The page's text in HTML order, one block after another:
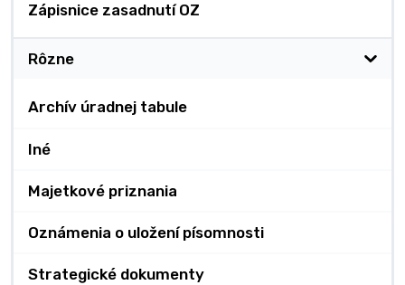
Zápisnice zasadnutí OZ
Rôzne
Archív úradnej tabule
Iné
Majetkové priznania
Oznámenia o uložení písomnosti
Strategické dokumenty